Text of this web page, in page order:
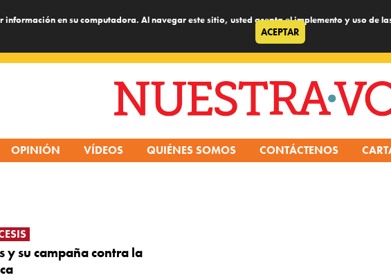
información en su computadora. Al navegar este sitio, usted acepta el implemento y uso de
ACEPTAR
OPINIÓN VÍDEOS QUIÉNES SOMOS CONTÁCTENOS
y su campaña contra la